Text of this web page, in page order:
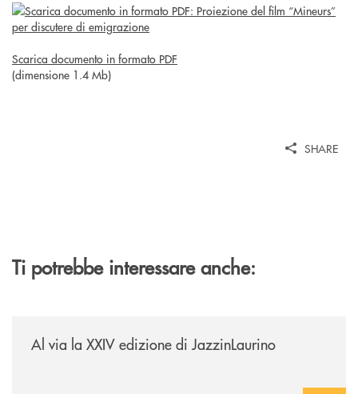
Scarica documento in formato PDF
(dimensione 1.4 Mb)
SHARE
Ti potrebbe interessare anche:
Al via la XXIV edizione di JazzinLaurino